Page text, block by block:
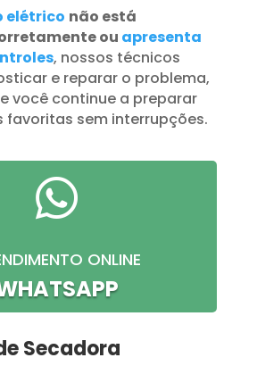
elétrico não está
ou apresenta
, nossos técnicos
e reparar o problema,
você continue a preparar
favoritas sem interrupções.

ONLINE
Secadora